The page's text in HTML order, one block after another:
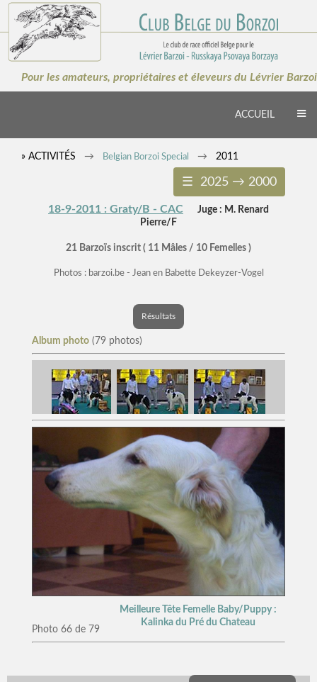
Pour les amateurs, propriétaires et éleveurs du Lévrier Barzoi
ACCUEIL
» ACTIVITÉS Belgian Borzoi Special 2011
☰ 2025 → 2000
18-9-2011 : Graty/B - CAC
Juge : M. Renard
Pierre/F
21 Barzoïs inscrit ( 11 Mâles / 10 Femelles )
Photos : barzoi.be - Jean en Babette Dekeyzer-Vogel
Résultats
Album photo (79 photos)
Photo 66 de 79
Meilleure Tête Femelle Baby/Puppy :
Kalinka du Pré du Chateau